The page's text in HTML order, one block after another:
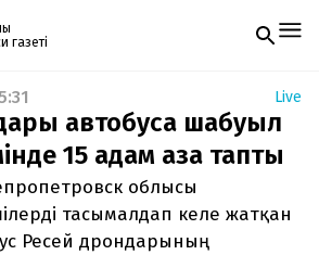
газеті
ай сайын электронды
Жаңа нөмір
жіберіледі. Тек email
өзіміз жібереміз.
Live
автобусқа шабуыл
15 адам қаза тапты
облысы
тасымалдап келе жатқан
Ресей дрондарының